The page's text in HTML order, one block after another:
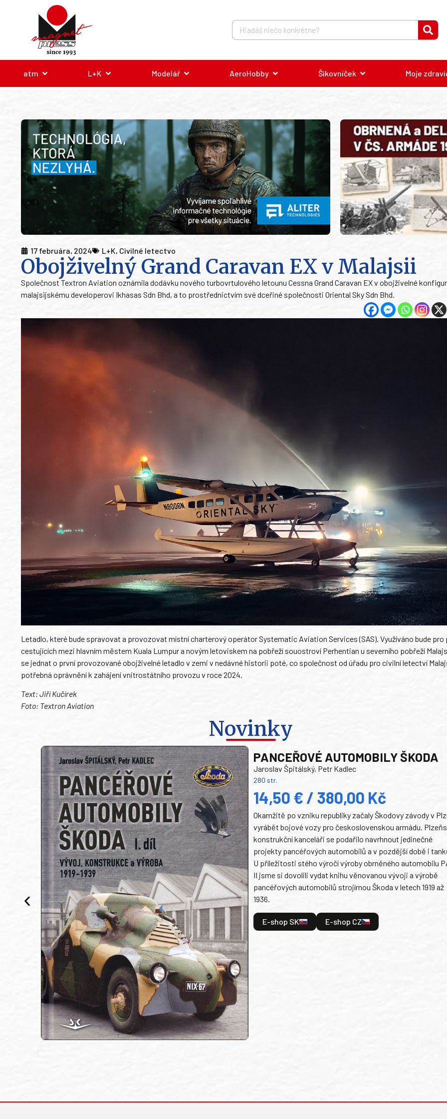
atm L+K Modelář AeroHobby Šikovníček Moje
17 februára, 2024 L+K, Civilné letectvo
Obojživelný Grand Caravan EX v Malajsii
Společnost Textron Aviation oznámila dodávku nového turbovrtulového letounu Cessna Grand Caravan EX v obojživelné
malajsijskému developerovi Ikhasas Sdn Bhd, a to prostřednictvím své dceřiné společnosti Oriental Sky Sdn Bhd.
Letadlo, které bude spravovat a provozovat místní charterový operátor Systematic Aviation Services (SAS). Využíváno bude pro
cestujících mezi hlavním městem Kuala Lumpur a novým letoviskem na pobřeží souostroví Perhentian u severního pobřeží
se jednat o první provozované obojživelné letadlo v zemi v nedávné historii poté, co společnost od úřadu pro civilní letectví
potřebná oprávnění k zahájení vnitrostátního provozu v roce 2024.
Text: Jiří Kučírek
Foto: Textron Aviation
Novinky
PANCEŘOVÉ AUTOMOBILY ŠKODA
Jaroslav Špitálský, Petr Kadlec
280 str.
14,50 € / 380,00 Kč
Okamžitě po vzniku republiky začaly Škodovy závody v
vyrábět bojové vozy pro československou armádu.
konstrukční kanceláři se podařilo navrhnout jedinečné
projekty pancéřových automobilů a v pozdější době i
U příležitosti stého výročí výroby obrněného automobilu
II jsme si dovolili vydat knihu věnovanou vývoji a výrobě
pancéřových automobilů strojírnou Škoda v letech 1919 až
1936.
E-shop SK E-shop CZ